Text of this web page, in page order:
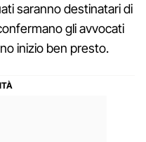
saranno destinatari di
gli avvocati
inizio ben presto.